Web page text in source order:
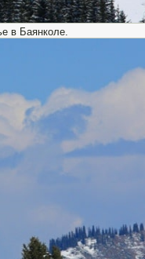
в Баянколе.